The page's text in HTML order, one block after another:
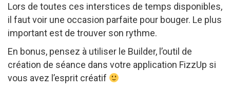
Lors de toutes ces interstices de temps disponibles,
il faut voir une occasion parfaite pour bouger. Le plus
important est de trouver son rythme.
En bonus, pensez à utiliser le Builder, l’outil de
création de séance dans votre application FizzUp si
vous avez l’esprit créatif